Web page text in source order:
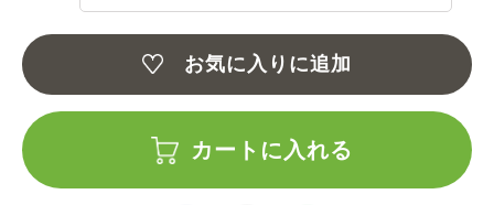
お気に入りに追加
カートに入れる